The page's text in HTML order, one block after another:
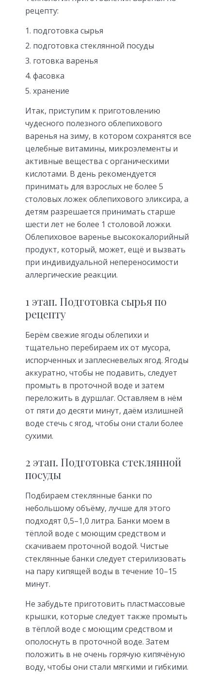
рецепту:
подготовка сырья
подготовка стеклянной посуды
готовка варенья
фасовка
хранение
Итак, приступим к приготовлению
чудесного полезного облепихового
варенья на зиму, в котором сохранятся все
целебные витамины, микроэлементы и
активные вещества с органическими
кислотами. В день рекомендуется
принимать для взрослых не более 5
столовых ложек облепихового эликсира, а
детям разрешается принимать старше
шести лет не более 1 столовой ложки.
Облепиховое варенье высококалорийный
продукт, который, может, ещё и вызвать
при индивидуальной непереносимости
аллергические реакции.
1 этап. Подготовка сырья по
рецепту
Берём свежие ягоды облепихи и
тщательно перебираем их от мусора,
испорченных и заплесневелых ягод. Ягоды
аккуратно, чтобы не подавить, следует
промыть в проточной воде и затем
переложить в дуршлаг. Оставляем в нём
от пяти до десяти минут, даём излишней
воде стечь с ягод, чтобы они стали более
сухими.
2 этап. Подготовка стеклянной
посуды
Подбираем стеклянные банки по
небольшому объёму, лучше для этого
подходят 0,5–1,0 литра. Банки моем в
тёплой воде с моющим средством и
скачиваем проточной водой. Чистые
стеклянные банки следует стерилизовать
на пару кипящей воды в течение 10–15
минут.
Не забудьте приготовить пластмассовые
крышки, которые следует также промыть
в тёплой воде с моющим средством и
ополоснуть в проточной воде. Затем
положить в не очень горячую кипячёную
воду, чтобы они стали мягкими и гибкими.